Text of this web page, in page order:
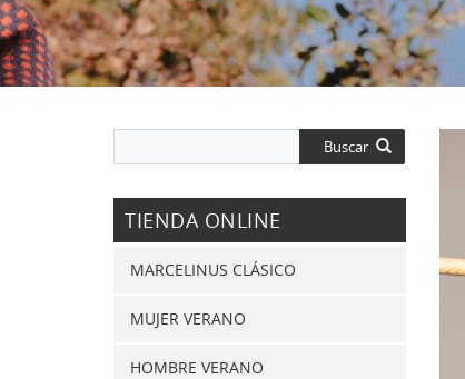
Buscar
TIENDA ONLINE
MARCELINUS CLÁSICO
MUJER VERANO
HOMBRE VERANO